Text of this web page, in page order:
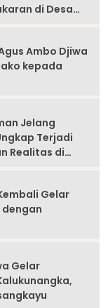
di Desa
Ambo Djiwa
kepada
Jelang
Terjadi
Realitas di
Gelar
dengan
Gelar